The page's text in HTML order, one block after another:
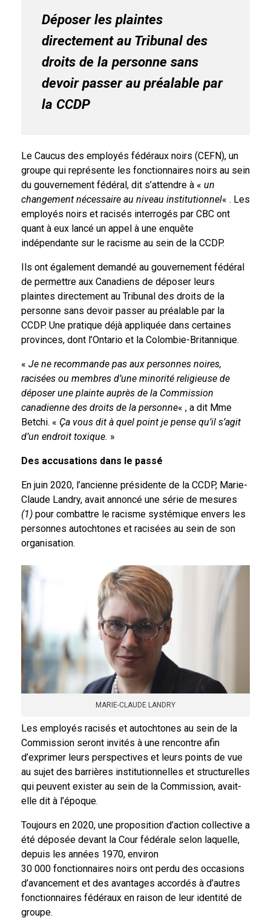
Déposer les plaintes
directement au Tribunal des
droits de la personne sans
devoir passer au préalable par
la CCDP
Le Caucus des employés fédéraux noirs (CEFN), un
groupe qui représente les fonctionnaires noirs au sein
du gouvernement fédéral, dit s’attendre à « un
changement nécessaire au niveau institutionnel« . Les
employés noirs et racisés interrogés par CBC ont
quant à eux lancé un appel à une enquête
indépendante sur le racisme au sein de la CCDP.
Ils ont également demandé au gouvernement fédéral
de permettre aux Canadiens de déposer leurs
plaintes directement au Tribunal des droits de la
personne sans devoir passer au préalable par la
CCDP. Une pratique déjà appliquée dans certaines
provinces, dont l’Ontario et la Colombie-Britannique.
« Je ne recommande pas aux personnes noires,
racisées ou membres d’une minorité religieuse de
déposer une plainte auprès de la Commission
canadienne des droits de la personne« , a dit Mme
Betchi. « Ça vous dit à quel point je pense qu’il s’agit
d’un endroit toxique. »
Des accusations dans le passé
En juin 2020, l’ancienne présidente de la CCDP, Marie-
Claude Landry, avait annoncé une série de mesures
(1) pour combattre le racisme systémique envers les
personnes autochtones et racisées au sein de son
organisation.
MARIE-CLAUDE LANDRY
Les employés racisés et autochtones au sein de la
Commission seront invités à une rencontre afin
d’exprimer leurs perspectives et leurs points de vue
au sujet des barrières institutionnelles et structurelles
qui peuvent exister au sein de la Commission, avait-
elle dit à l’époque.
Toujours en 2020, une proposition d’action collective a
été déposée devant la Cour fédérale selon laquelle,
depuis les années 1970, environ
30 000 fonctionnaires noirs ont perdu des occasions
d’avancement et des avantages accordés à d’autres
fonctionnaires fédéraux en raison de leur identité de
groupe.